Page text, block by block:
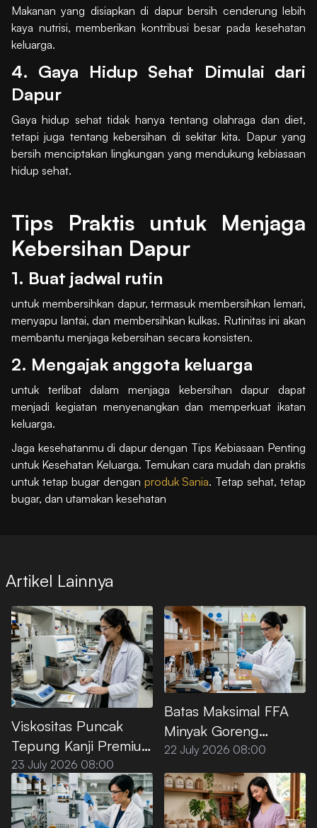
Makanan yang disiapkan di dapur bersih cenderung lebih
kaya nutrisi, memberikan kontribusi besar pada kesehatan
keluarga.
4. Gaya Hidup Sehat Dimulai dari
Dapur
Gaya hidup sehat tidak hanya tentang olahraga dan diet,
tetapi juga tentang kebersihan di sekitar kita. Dapur yang
bersih menciptakan lingkungan yang mendukung kebiasaan
hidup sehat.
Tips Praktis untuk Menjaga
Kebersihan Dapur
1. Buat jadwal rutin
untuk membersihkan dapur, termasuk membersihkan lemari,
menyapu lantai, dan membersihkan kulkas. Rutinitas ini akan
membantu menjaga kebersihan secara konsisten.
2. Mengajak anggota keluarga
untuk terlibat dalam menjaga kebersihan dapur dapat
menjadi kegiatan menyenangkan dan memperkuat ikatan
keluarga.
Jaga kesehatanmu di dapur dengan Tips Kebiasaan Penting
untuk Kesehatan Keluarga. Temukan cara mudah dan praktis
untuk tetap bugar dengan produk Sania. Tetap sehat, tetap
bugar, dan utamakan kesehatan
Artikel Lainnya
Viskositas Puncak
Tepung Kanji Premium
saat Dipanaskan di Air
23 July 2026 08:00
Batas Maksimal FFA
Minyak Goreng
Premium Menurut SNI
22 July 2026 08:00